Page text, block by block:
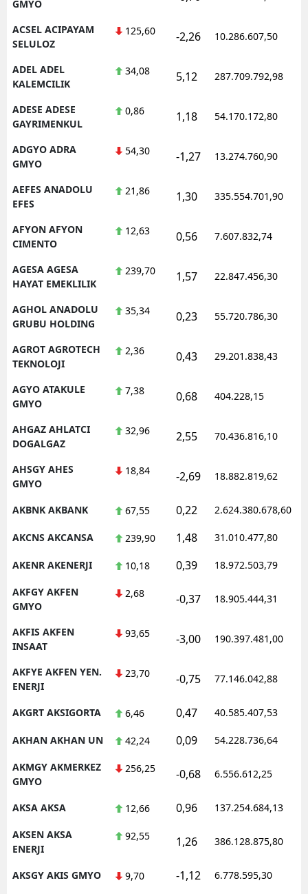
GMYO
ACSEL ACIPAYAM
SELULOZ
125,60 -2,26 10.286.607,50
ADEL ADEL
KALEMCILIK
34,08 5,12 287.709.792,98
ADESE ADESE
GAYRIMENKUL
0,86 1,18 54.170.172,80
ADGYO ADRA
GMYO
54,30 -1,27 13.274.760,90
AEFES ANADOLU
EFES
21,86 1,30 335.554.701,90
AFYON AFYON
CIMENTO
12,63 0,56 7.607.832,74
AGESA AGESA
HAYAT EMEKLILIK
239,70 1,57 22.847.456,30
AGHOL ANADOLU
GRUBU HOLDING
35,34 0,23 55.720.786,30
AGROT AGROTECH
TEKNOLOJI
2,36 0,43 29.201.838,43
AGYO ATAKULE
GMYO
7,38 0,68 404.228,15
AHGAZ AHLATCI
DOGALGAZ
32,96 2,55 70.436.816,10
AHSGY AHES
GMYO
18,84 -2,69 18.882.819,62
AKBNK AKBANK 67,55 0,22 2.624.380.678,60
AKCNS AKCANSA 239,90 1,48 31.010.477,80
AKENR AKENERJI 10,18 0,39 18.972.503,79
AKFGY AKFEN
GMYO
2,68 -0,37 18.905.444,31
AKFIS AKFEN
INSAAT
93,65 -3,00 190.397.481,00
AKFYE AKFEN YEN.
ENERJI
23,70 -0,75 77.146.042,88
AKGRT AKSIGORTA 6,46 0,47 40.585.407,53
AKHAN AKHAN UN 42,24 0,09 54.228.736,64
AKMGY AKMERKEZ
GMYO
256,25 -0,68 6.556.612,25
AKSA AKSA 12,66 0,96 137.254.684,13
AKSEN AKSA
ENERJI
92,55 1,26 386.128.875,80
AKSGY AKIS GMYO 9,70 -1,12 6.778.595,30